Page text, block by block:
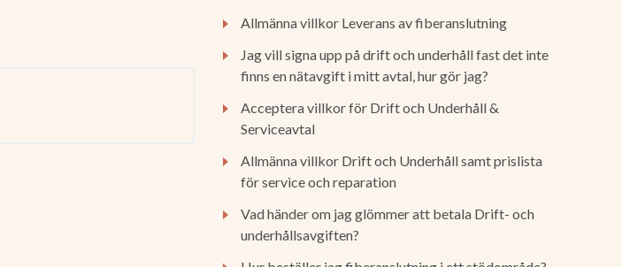
Allmänna villkor Leverans av fiberanslutning
Jag vill signa upp på drift och underhåll fast det inte
finns en nätavgift i mitt avtal, hur gör jag?
Acceptera villkor för Drift och Underhåll &
Serviceavtal
Allmänna villkor Drift och Underhåll samt prislista
för service och reparation
Vad händer om jag glömmer att betala Drift- och
underhållsavgiften?